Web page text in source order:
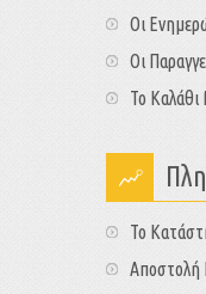
Οι
Οι
Το
Το
Αποστολή